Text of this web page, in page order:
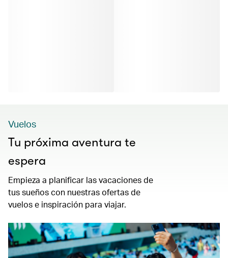
Vuelos
Tu próxima aventura te
espera
Empieza a planificar las vacaciones de
tus sueños con nuestras ofertas de
vuelos e inspiración para viajar.